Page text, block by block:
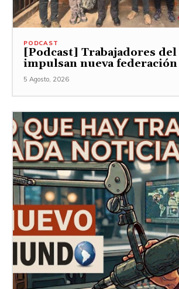
PODCAST
[Podcast] Trabajadores del
impulsan nueva federación
5 Agosto, 2026